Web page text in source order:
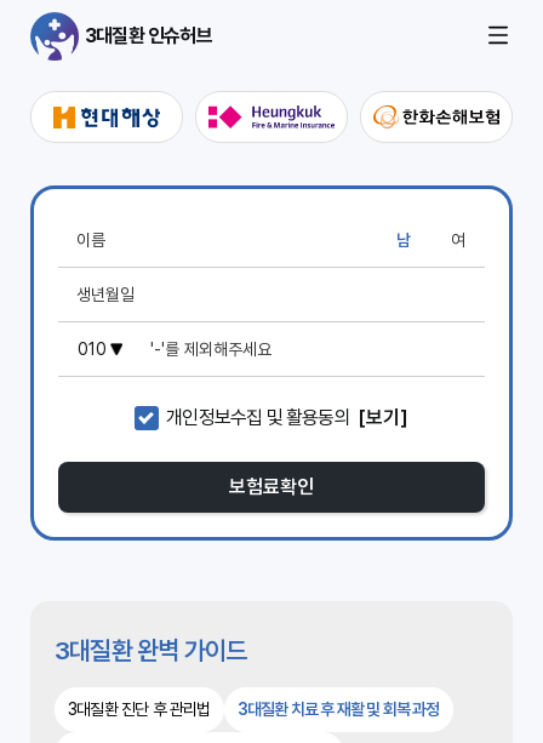
3대질환 인슈허브
남 여
개인정보수집 및 활용동의 [보기]
보험료확인
3대질환 완벽 가이드
3대질환 진단 후 관리법 3대질환 치료 후 재활 및 회복 과정